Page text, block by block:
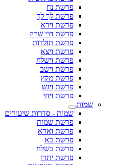
פרשת נח
פרשת לך לך
פרשת וירא
פרשת חיי שרה
פרשת תולדות
פרשת ויצא
פרשת וישלח
פרשת וישב
פרשת מקץ
פרשת ויגש
פרשת ויחי
שמות
שמות - סדרות שיעורים
פרשת שמות
פרשת וארא
פרשת בא
פרשת בשלח
פרשת יתרו